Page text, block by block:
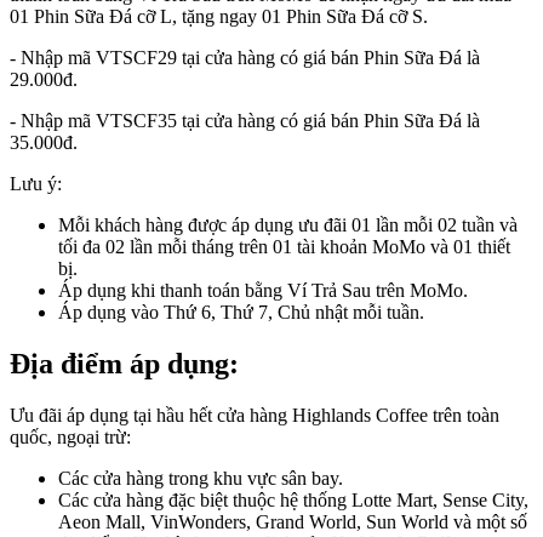
01 Phin Sữa Đá cỡ L, tặng ngay 01 Phin Sữa Đá cỡ S.
- Nhập mã VTSCF29 tại cửa hàng có giá bán Phin Sữa Đá là
29.000đ.
- Nhập mã VTSCF35 tại cửa hàng có giá bán Phin Sữa Đá là
35.000đ.
Lưu ý:
Mỗi khách hàng được áp dụng ưu đãi 01 lần mỗi 02 tuần và
tối đa 02 lần mỗi tháng trên 01 tài khoản MoMo và 01 thiết
bị.
Áp dụng khi thanh toán bằng Ví Trả Sau trên MoMo.
Áp dụng vào Thứ 6, Thứ 7, Chủ nhật mỗi tuần.
Địa điểm áp dụng:
Ưu đãi áp dụng tại hầu hết cửa hàng Highlands Coffee trên toàn
quốc, ngoại trừ:
Các cửa hàng trong khu vực sân bay.
Các cửa hàng đặc biệt thuộc hệ thống Lotte Mart, Sense City,
Aeon Mall, VinWonders, Grand World, Sun World và một số